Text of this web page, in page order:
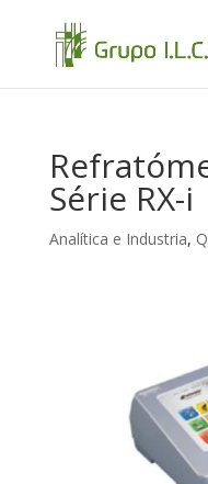
Série RX-i
Analítica e Industria,